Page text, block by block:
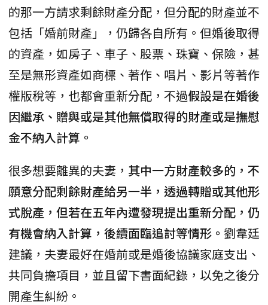
的那一方請求剩餘財產分配，但分配的財產並不
包括「婚前財產」，仍歸各自所有。但婚後取得
的資產，如房子、車子、股票、珠寶、保險，甚
至是無形資產如商標、著作、唱片、影片等著作
權版稅等，也都會重新分配，不過假設是在婚後
因繼承、贈與或是其他無償取得的財產或是撫慰
金不納入計算。
很多想要離異的夫妻， 其中一方財產較多的，不
願意分配剩餘財產給另一半，透過轉贈或其他形
式脫產，但若在五年內遭發現提出重新分配，仍
有機會納入計算，後續面臨追討等情形。 劉韋廷
建議，夫妻最好在婚前或是婚後協議家庭支出、
共同負擔項目，並且留下書面紀錄，以免之後分
開產生糾紛。